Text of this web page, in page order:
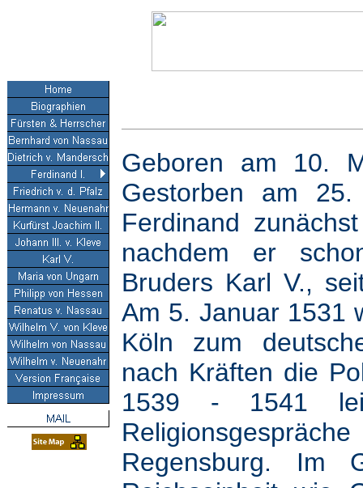
Geboren am 10.
Gestorben am
Ferdinand
nachdem er
Bruders Karl V.,
Am 5. Januar 1531
Köln zum
nach Kräften die
1539 - 1541
Regensburg. Im